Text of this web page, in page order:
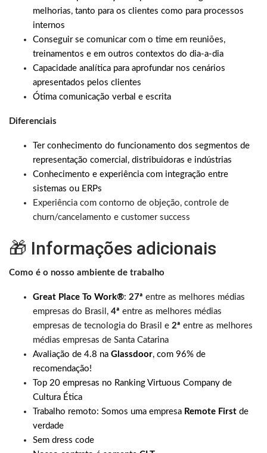
melhorias, tanto para os clientes como para processos
internos
Conseguir se comunicar com o time em reuniões,
treinamentos e em outros contextos do dia-a-dia
Capacidade analítica para aprofundar nos cenários
apresentados pelos clientes
Ótima comunicação verbal e escrita
Diferenciais
Ter conhecimento do funcionamento dos segmentos de
representação comercial, distribuidoras e indústrias
Conhecimento e experiência com integração entre
sistemas ou ERPs
Experiência com contorno de objeção, controle de
churn/cancelamento e customer success
🎁 Informações adicionais
Como é o nosso ambiente de trabalho
Great Place To Work®: 27ª entre as melhores médias
empresas do Brasil, 4ª entre as melhores médias
empresas de tecnologia do Brasil e 2ª entre as melhores
médias empresas de Santa Catarina
Avaliação de 4.8 na Glassdoor, com 96% de
recomendação!
Top 20 empresas no Ranking Virtuous Company de
Cultura Ética
Trabalho remoto: Somos uma empresa Remote First de
verdade
Sem dress code